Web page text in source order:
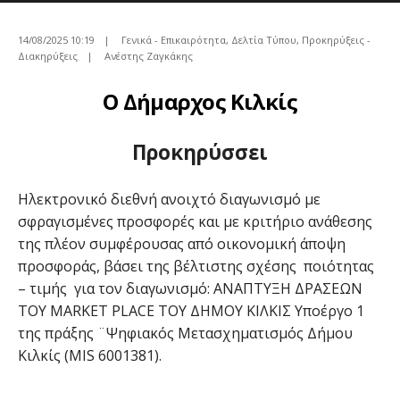
14/08/2025 10:19 | Γενικά - Επικαιρότητα, Δελτία Τύπου, Προκηρύξεις -
Διακηρύξεις
| Ανέστης Ζαγκάκης
Ο Δήμαρχος Κιλκίς
Προκηρύσσει
Ηλεκτρονικό διεθνή ανοιχτό διαγωνισμό με
σφραγισμένες προσφορές και με κριτήριο ανάθεσης
της πλέον συμφέρουσας από οικονομική άποψη
προσφοράς, βάσει της βέλτιστης σχέσης ποιότητας
– τιμής για τον διαγωνισμό: ΑΝΑΠΤΥΞΗ ΔΡΑΣΕΩΝ
ΤΟΥ MARKET PLACE ΤΟΥ ΔΗΜΟΥ ΚΙΛΚΙΣ Υποέργο 1
της πράξης ¨Ψηφιακός Μετασχηματισμός Δήμου
Κιλκίς (MIS 6001381).